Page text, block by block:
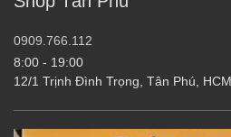
0909.766.112
8:00 - 19:00
12/1 Trịnh Đình Trọng, Tân Phú, HCM